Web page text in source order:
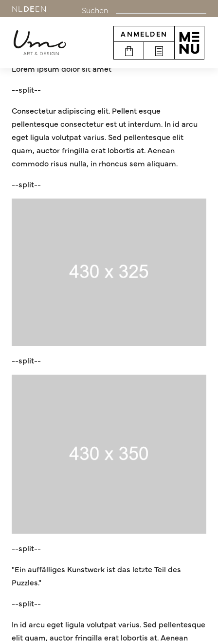
NL DEEN Suchen
ANMELDEN
<h1 class="headings-font">Philips Kollektion</h1>
--split--
Lorem ipsum dolor sit amet
--split--
Consectetur adipiscing elit. Pellent esque
pellentesque consectetur est ut interdum. In id arcu
eget ligula volutpat varius. Sed pellentesque elit
quam, auctor fringilla erat lobortis at. Aenean
commodo risus nulla, in rhoncus sem aliquam.
--split--
--split--
--split--
"Ein auffälliges Kunstwerk ist das letzte Teil des
Puzzles."
--split--
In id arcu eget ligula volutpat varius. Sed pellentesque
elit quam, auctor fringilla erat lobortis at. Aenean